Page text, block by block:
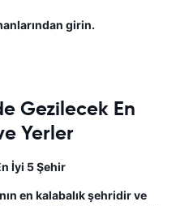
girin.
Gezilecek En
Yerler
İyi 5 Şehir
en kalabalık şehridir ve